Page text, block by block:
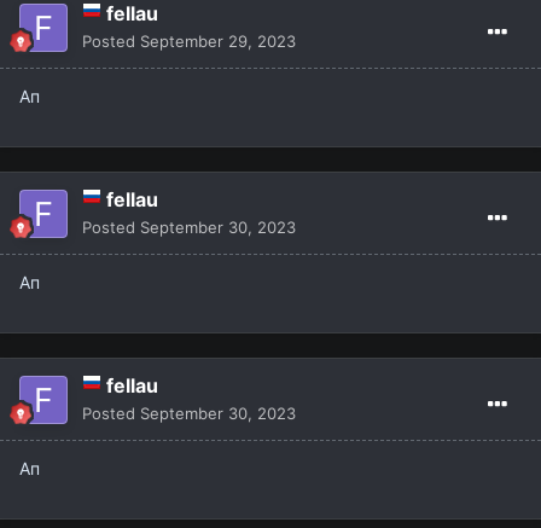
fellau
Posted September 29, 2023
Ап
fellau
Posted September 30, 2023
Ап
fellau
Posted September 30, 2023
Ап